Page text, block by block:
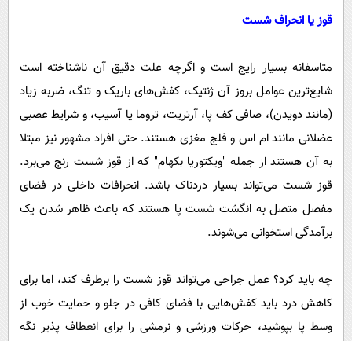
قوز یا انحراف شست
متاسفانه بسیار رایج است و اگرچه علت دقیق آن ناشناخته است
شایع‌ترین عوامل بروز آن ژنتیک، کفش‌های باریک و تنگ، ضربه زیاد
(مانند دویدن)، صافی کف پا، آرتریت، تروما یا آسیب، و شرایط عصبی
عضلانی مانند ام اس و فلج مغزی هستند. حتی افراد مشهور نیز مبتلا
به آن هستند از جمله "ویکتوریا بکهام" که از قوز شست رنج می‌برد.
قوز شست می‌تواند بسیار دردناک باشد. انحرافات داخلی در فضای
مفصل متصل به انگشت شست پا هستند که باعث ظاهر شدن یک
برآمدگی استخوانی می‌شوند.
چه باید کرد؟ عمل جراحی می‌تواند قوز شست را برطرف کند، اما برای
کاهش درد باید کفش‌هایی با فضای کافی در جلو و حمایت خوب از
وسط پا بپوشید، حرکات ورزشی و نرمشی را برای انعطاف پذیر نگه